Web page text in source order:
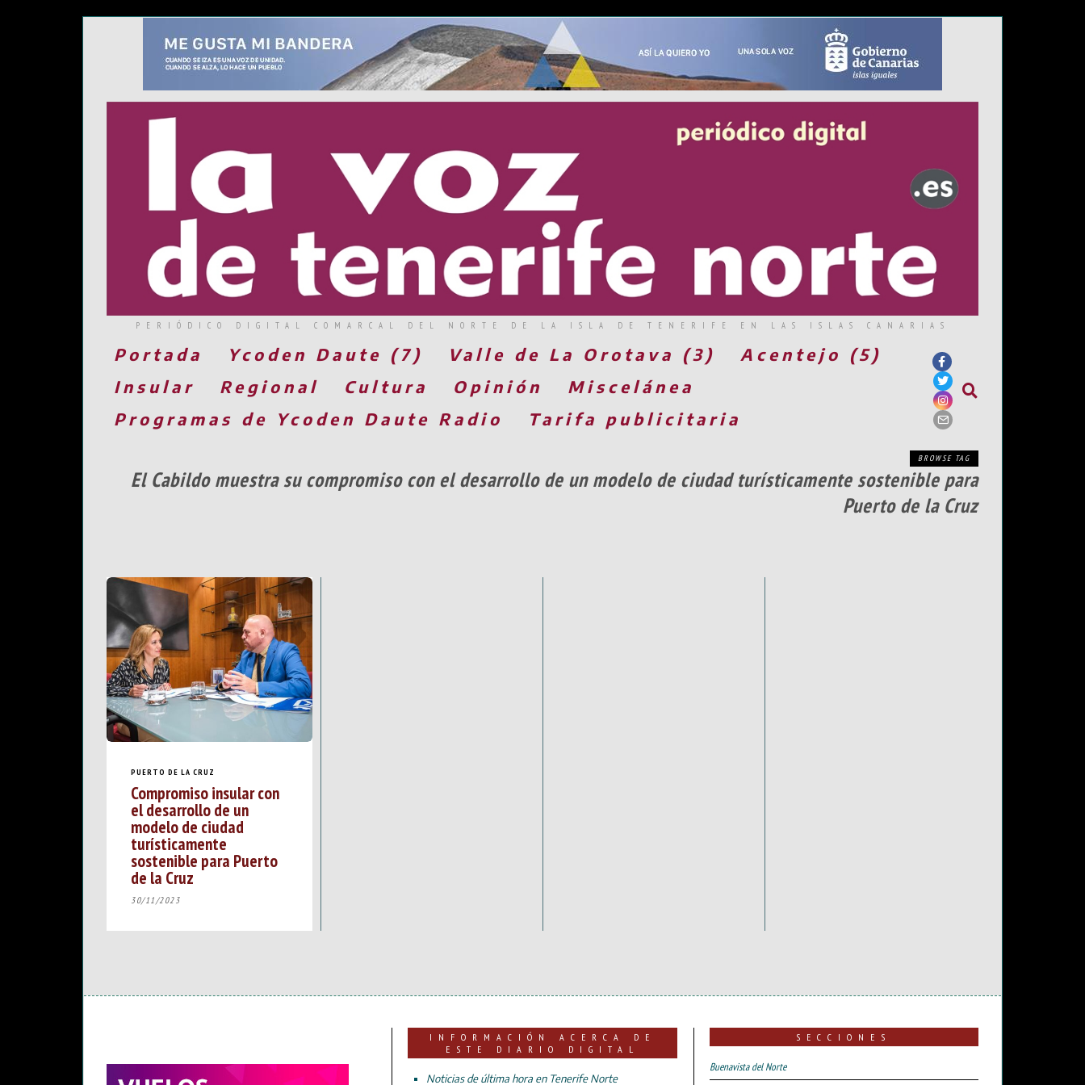
PERIÓDICO DIGITAL COMARCAL DEL NORTE DE LA ISLA DE TENERIFE EN LAS ISLAS CANARIAS
Portada Ycoden Daute (7) Valle de La Orotava (3)
Acentejo (5)
Insular
Regional Cultura Opinión
Miscelánea
Programas de Ycoden Daute Radio
Tarifa publicitaria
BROWSE TAG
El Cabildo muestra su compromiso con el desarrollo de un modelo de ciudad turísticamente sostenible para
Puerto de la Cruz
PUERTO DE LA CRUZ
Compromiso insular con
el desarrollo de un
modelo de ciudad
turísticamente
sostenible para Puerto
de la Cruz
30/11/2023
INFORMACIÓN ACERCA DE
ESTE DIARIO DIGITAL
Noticias de última hora en Tenerife Norte
SECCIONES
Buenavista del Norte